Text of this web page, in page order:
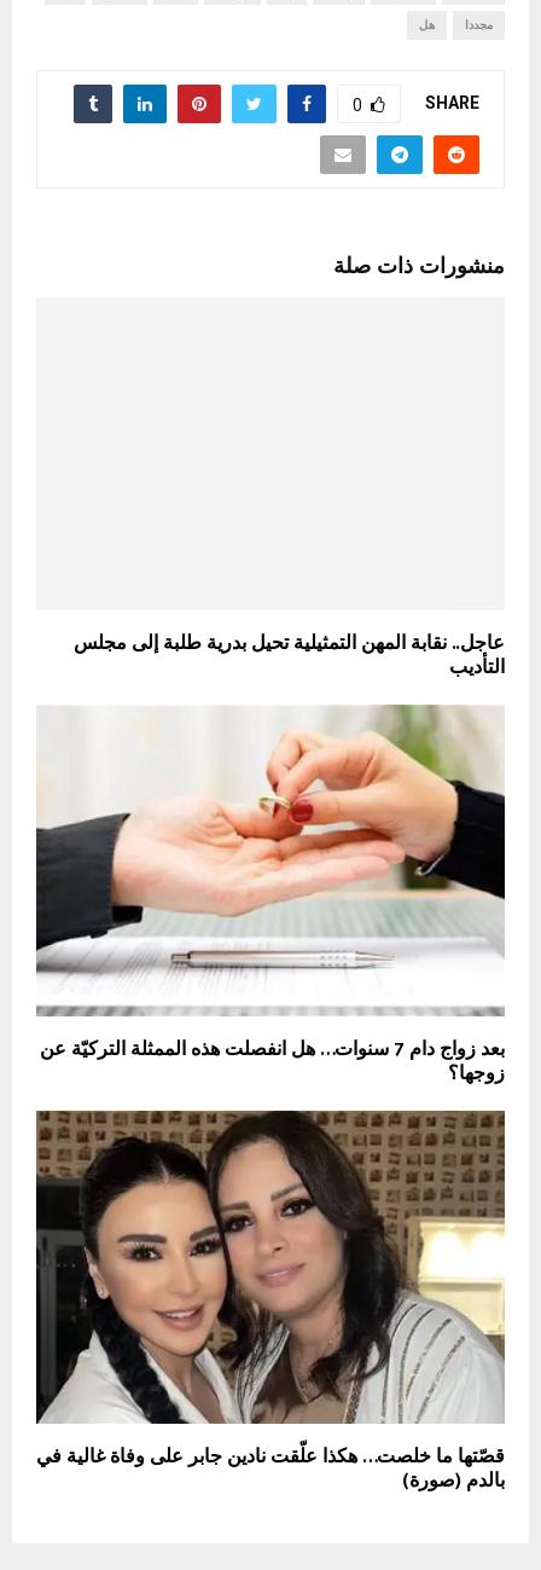
مجددا هل
SHARE
0
منشورات ذات صلة
عاجل.. نقابة المهن التمثيلية تحيل بدرية طلبة إلى مجلس
التأديب
بعد زواج دام 7 سنوات… هل انفصلت هذه الممثلة التركيّة عن
زوجها؟
قصّتها ما خلصت… هكذا علّقت نادين جابر على وفاة غالية في
بالدم (صورة)